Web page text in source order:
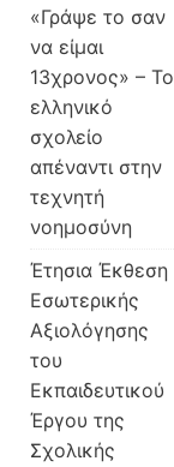
«Γράψε το σαν
να είμαι
13χρονος» – Το
ελληνικό
σχολείο
απέναντι στην
τεχνητή
νοημοσύνη
Έτησια Έκθεση
Εσωτερικής
Αξιολόγησης
του
Εκπαιδευτικού
Έργου της
Σχολικής